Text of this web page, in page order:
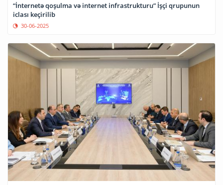
“İnternetə qoşulma və internet infrastrukturu” İşçi qrupunun
iclası keçirilib
30-06-2025